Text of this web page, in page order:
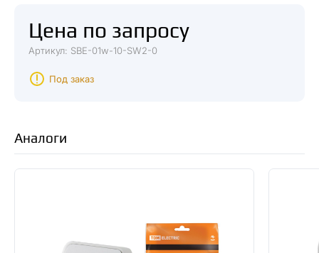
Цена по запросу
Артикул: SBE-01w-10-SW2-0
Под заказ
Аналоги